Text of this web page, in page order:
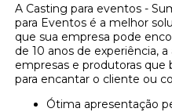
A Casting para eventos -
para Eventos é a melhor
que sua empresa pode
de 10 anos de experiência,
empresas e produtoras que
para encantar o cliente ou
Ótima apresentação